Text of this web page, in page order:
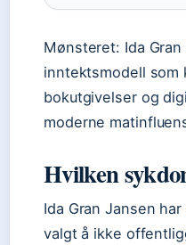
Mønsteret: Ida
inntektsmodell som
bokutgivelser og
moderne
Hvilken
Ida Gran Jansen
valgt å ikke